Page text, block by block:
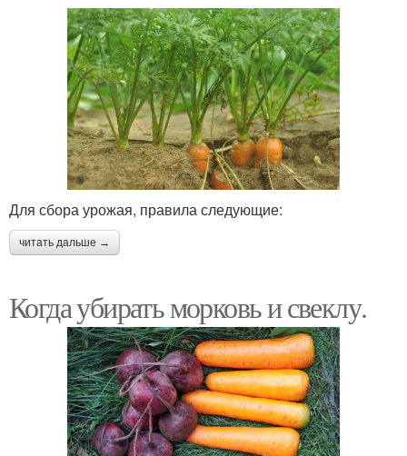
Для сбора урожая, правила следующие:
читать дальше →
Когда убирать морковь и свеклу.